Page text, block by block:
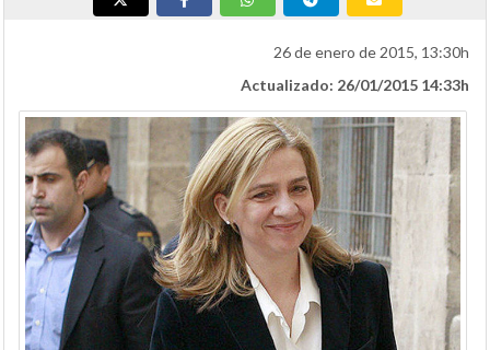
26 de enero de 2015, 13:30h
Actualizado: 26/01/2015 14:33h